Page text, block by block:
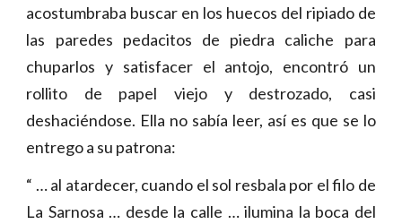
acostumbraba buscar en los huecos del ripiado de
las paredes pedacitos de piedra caliche para
chuparlos y satisfacer el antojo, encontró un
rollito de papel viejo y destrozado, casi
deshaciéndose. Ella no sabía leer, así es que se lo
entrego a su patrona:
“ … al atardecer, cuando el sol resbala por el filo de
La Sarnosa … desde la calle … ilumina la boca del